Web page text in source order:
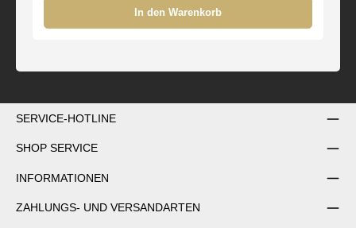
In den Warenkorb
SERVICE-HOTLINE
SHOP SERVICE
INFORMATIONEN
ZAHLUNGS- UND VERSANDARTEN